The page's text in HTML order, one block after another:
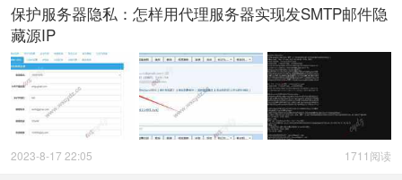
保护服务器隐私：怎样用代理服务器实现发SMTP邮件隐
藏源IP
1711阅读
2023-8-17 22:05